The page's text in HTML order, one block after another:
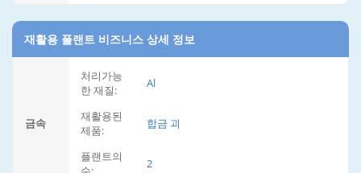
재활용 플랜트 비즈니스 상세 정보
금속
처리가능
한 재질:
Al
재활용된
제품:
합금 괴
플랜트의
2